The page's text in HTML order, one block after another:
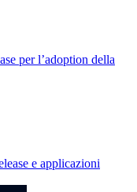
per l’adoption della
e applicazioni